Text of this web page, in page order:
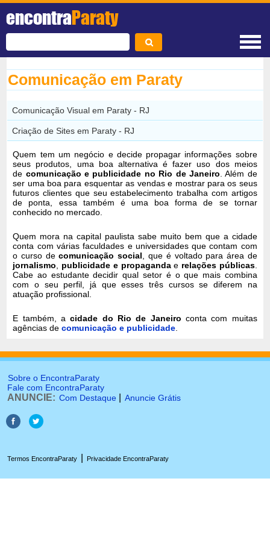
encontraParaty
Comunicação em Paraty
Comunicação Visual em Paraty - RJ
Criação de Sites em Paraty - RJ
Quem tem um negócio e decide propagar informações sobre
seus produtos, uma boa alternativa é fazer uso dos meios
de comunicação e publicidade no Rio de Janeiro . Além de
ser uma boa para esquentar as vendas e mostrar para os seus
futuros clientes que seu estabelecimento trabalha com artigos
de ponta, essa também é uma boa forma de se tornar
conhecido no mercado.
Quem mora na capital paulista sabe muito bem que a cidade
conta com várias faculdades e universidades que contam com
o curso decomunicação social , que é voltado para área de
jornalismo
publicidade e propagandae relações públicas.
Cabe ao estudante decidir qual setor é o que mais combina
com o seu perfil, já que esses três cursos se diferem na
atuação profissional.
E também, acidade do Rio de Janeiro conta com muitas
agências decomunicação e publicidade
Sobre o EncontraParaty
Fale com EncontraParaty
ANUNCIE: Com Destaque Anuncie Grátis
Termos EncontraParaty Privacidade EncontraParaty